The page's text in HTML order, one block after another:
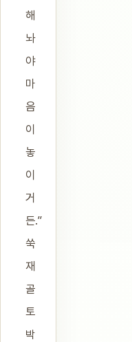
해
놔
야
마
음
이
놓
이
거
든.”
쑥
재
골
토
박